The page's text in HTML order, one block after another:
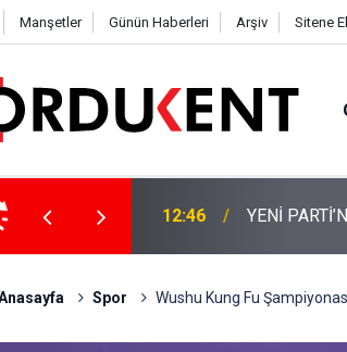
Manşetler Günün Haberleri Arşiv Sitene
YAKIN DESTEK 12:46 YENİ
Spor Wushu Kung Fu